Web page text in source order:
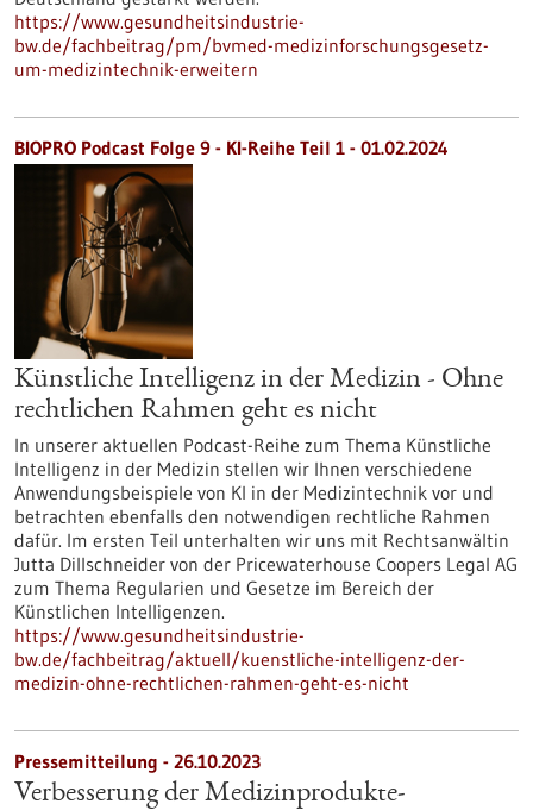
https://www.gesundheitsindustrie-
bw.de/fachbeitrag/pm/bvmed-medizinforschungsgesetz-
um-medizintechnik-erweitern
BIOPRO Podcast Folge 9 - KI-Reihe Teil 1 - 01.02.2024
Künstliche Intelligenz in der Medizin - Ohne
rechtlichen Rahmen geht es nicht
In unserer aktuellen Podcast-Reihe zum Thema Künstliche
Intelligenz in der Medizin stellen wir Ihnen verschiedene
Anwendungsbeispiele von KI in der Medizintechnik vor und
betrachten ebenfalls den notwendigen rechtliche Rahmen
dafür. Im ersten Teil unterhalten wir uns mit Rechtsanwältin
Jutta Dillschneider von der Pricewaterhouse Coopers Legal AG
zum Thema Regularien und Gesetze im Bereich der
Künstlichen Intelligenzen.
https://www.gesundheitsindustrie-
bw.de/fachbeitrag/aktuell/kuenstliche-intelligenz-der-
medizin-ohne-rechtlichen-rahmen-geht-es-nicht
Pressemitteilung - 26.10.2023
Verbesserung der Medizinprodukte­